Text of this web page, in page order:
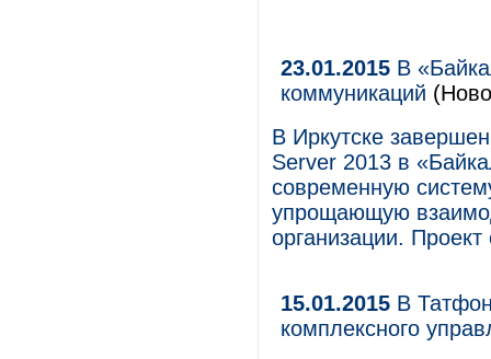
23.01.2015 В
коммуникаций
В Иркутске
Server 2013 в
современную
упрощающую
организации.
15.01.2015 В
комплексного